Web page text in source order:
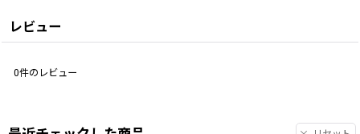
レビュー
0件のレビュー